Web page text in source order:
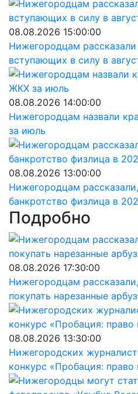
08.08.2026 15:00:00
Нижегородцам
вступающих в силу в
08.08.2026 14:00:00
Нижегородцам назвали
за июль
08.08.2026 13:00:00
Нижегородцам
банкротство физлица в
Подробно
08.08.2026 17:30:00
Нижегородцам
покупать нарезанные
08.08.2026 13:30:00
Нижегородских
конкурс «Пробация: право